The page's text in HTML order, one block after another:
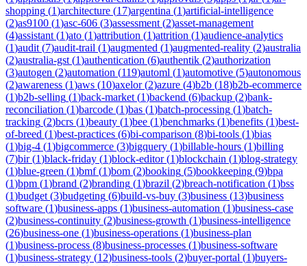
shopping (1)architecture (17)argentina (1)artificial-intelligence
(2)as9100 (1)asc-606 (3)assessment (2)asset-management
(4)assistant (1)ato (1)attribution (1)attrition (1)audience-analytics
(1)audit (7)audit-trail (1)augmented (1)augmented-reality (2)australia
(2)australia-gst (1)authentication (6)authentik (2)authorization
(3)autogen (2)automation (119)automl (1)automotive (5)autonomous
(2)awareness (1)aws (10)axelor(2)azure (4)b2b (18)b2b-ecommerce
(1)b2b-selling (1)back-market (1)backend (6)backup (2)bank-
reconciliation (1)barcode (1)bas (1)batch-processing (1)batch-
tracking (2)bcrs (1)beauty (1)bee (1)benchmarks (1)benefits (1)best-
of-breed (1)best-practices (6)bi-comparison (8)bi-tools (1)bias
(1)big-4 (1)bigcommerce (3)bigquery (1)billable-hours (1)billing
(7)bir(1)black-friday (1)block-editor(1)blockchain (1)blog-strategy
(1)blue-green (1)bmf(1)bom (2)booking (5)bookkeeping (9)bpa
(1)bpm (1)brand (2)branding (1)brazil (2)breach-notification (1)bss
(1)budget (3)budgeting (6)build-vs-buy (3)business (13)business
software (1)business-apps (1)business-automation (1)business-case
(2)business-continuity (2)business-growth (1)business-intelligence
(26)business-one (1)business-operations (1)business-plan
(1)business-process (8)business-processes (1)business-software
(1)business-strategy (12)business-tools (2)buyer-portal (1)buyers-